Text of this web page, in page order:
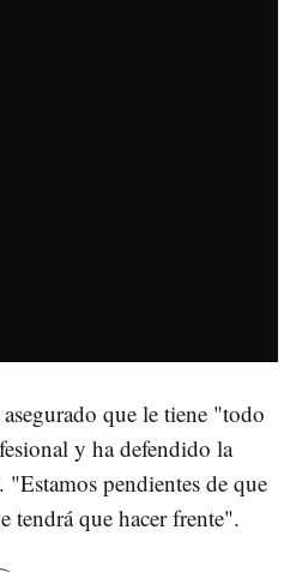
que le tiene "todo
y ha defendido la
. "Estamos pendientes de que
tendrá que hacer frente".